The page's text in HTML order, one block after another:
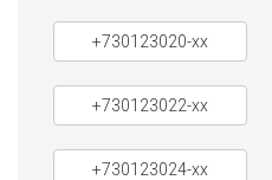
+730123020-xx
+730123022-xx
+730123024-xx